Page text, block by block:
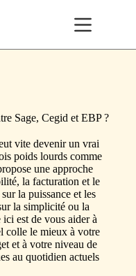
Sage, Cegid et EBP ?
vite devenir un vrai
poids lourds comme
une approche
la facturation et le
la puissance et les
la simplicité ou la
est de vous aider à
colle le mieux à votre
et à votre niveau de
au quotidien actuels